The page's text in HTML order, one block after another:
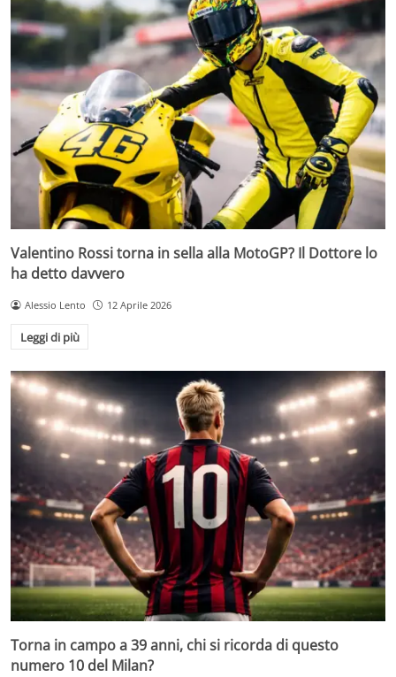
Valentino Rossi torna in sella alla MotoGP? Il Dottore lo
ha detto davvero
Alessio Lento 12 Aprile 2026
Leggi di più
Torna in campo a 39 anni, chi si ricorda di questo
numero 10 del Milan?